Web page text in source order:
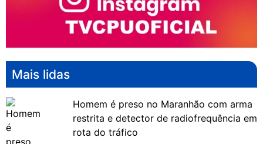
Mais lidas
Homem é preso no Maranhão com arma
restrita e detector de radiofrequência em
rota do tráfico